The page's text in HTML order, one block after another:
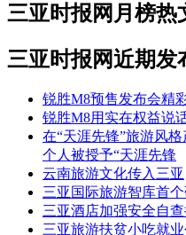
三亚时报网月榜热
三亚时报网近期发
锐胜M8预售发布会精
锐胜M8用实在权益说
在“天涯先锋”旅游风
个人被授予“天涯先锋
云南旅游文化传入三亚
三亚国际旅游智库首
三亚酒店加强安全自
三亚旅游扶贫小吃就